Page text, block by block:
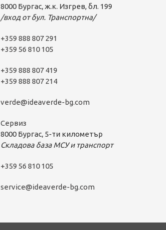
8000 Бургас, ж.к. Изгрев, бл. 199
/вход от бул. Транспортна/
+359 888 807 291
+359 56 810 105
+359 888 807 419
+359 888 807 214
verde@ideaverde-bg.com
Сервиз
8000 Бургас, 5-ти километър
Складова база МСУ и транспорт
+359 56 810 105
service@ideaverde-bg.com